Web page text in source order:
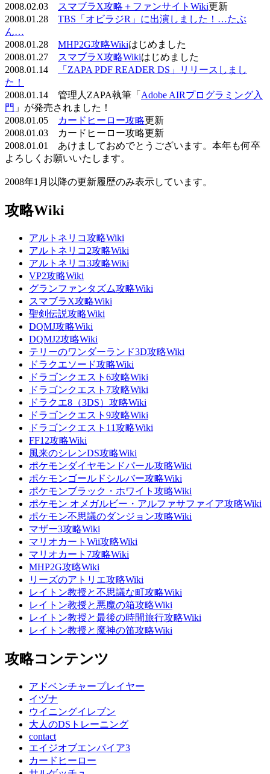
2008.02.03
スマブラX攻略＋ファンサイトWiki更新
2008.01.28 TBS「オビラジR」に出演しました！…たぶ
ん…
2008.01.28 MHP2G攻略Wikiはじめました
2008.01.27
スマブラX攻略Wikiはじめました
2008.01.14
「ZAPA PDF READER DS」リリースしまし
た！
2008.01.14 管理人ZAPA執筆「 Adobe AIRプログラミング入
門 」が発売されました！
2008.01.05
カードヒーロー攻略更新
2008.01.03 カードヒーロー攻略更新
2008.01.01 あけましておめでとうございます。本年も何卒
よろしくお願いいたします。
2008年1月以降の更新履歴のみ表示しています。
攻略Wiki
アルトネリコ攻略Wiki
アルトネリコ2攻略Wiki
アルトネリコ3攻略Wiki
VP2攻略Wiki
グランファンタズム攻略Wiki
スマブラX攻略Wiki
聖剣伝説攻略Wiki
DQMJ攻略Wiki
DQMJ2攻略Wiki
テリーのワンダーランド3D攻略Wiki
ドラクエソード攻略Wiki
ドラゴンクエスト6攻略Wiki
ドラゴンクエスト7攻略Wiki
ドラクエ8（3DS）攻略Wiki
ドラゴンクエスト9攻略Wiki
ドラゴンクエスト11攻略Wiki
FF12攻略Wiki
風来のシレンDS攻略Wiki
ポケモンダイヤモンドパール攻略Wiki
ポケモンゴールドシルバー攻略Wiki
ポケモンブラック・ホワイト攻略Wiki
ポケモン オメガルビー・アルファサファイア攻略Wiki
ポケモン不思議のダンジョン攻略Wiki
マザー3攻略Wiki
マリオカートWii攻略Wiki
マリオカート7攻略Wiki
MHP2G攻略Wiki
リーズのアトリエ攻略Wiki
レイトン教授と不思議な町攻略Wiki
レイトン教授と悪魔の箱攻略Wiki
レイトン教授と最後の時間旅行攻略Wiki
レイトン教授と魔神の笛攻略Wiki
攻略コンテンツ
アドベンチャープレイヤー
イヅナ
ウイニングイレブン
大人のDSトレーニング
contact
エイジオブエンパイア3
カードヒーロー